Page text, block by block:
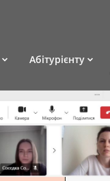
Абітурієнту